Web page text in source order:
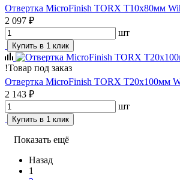
Отвертка MicroFinish TORX T10х80мм
2 097 ₽
шт
Купить в 1 клик
!Товар под заказ
Отвертка MicroFinish TORX T20х100мм
2 143 ₽
шт
Купить в 1 клик
Показать ещё
Назад
1